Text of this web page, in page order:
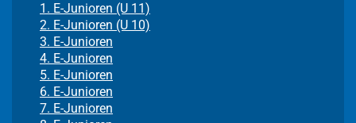
1. E-Junioren (U 11)
2. E-Junioren (U 10)
3. E-Junioren
4. E-Junioren
5. E-Junioren
6. E-Junioren
7. E-Junioren